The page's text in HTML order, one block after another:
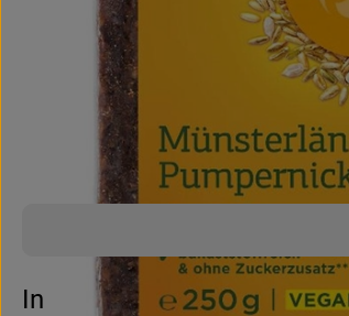
Entdecke passende Rezepte
Info